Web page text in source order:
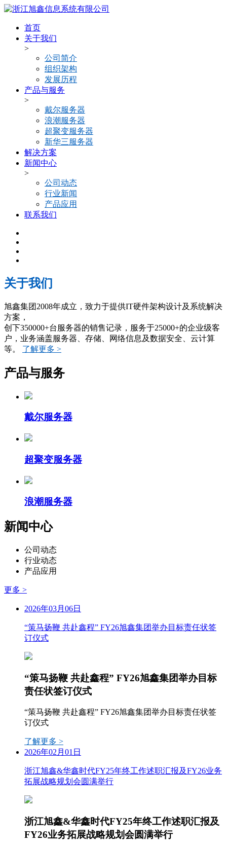
首页
关于我们
>
公司简介
组织架构
发展历程
产品与服务
>
戴尔服务器
浪潮服务器
超聚变服务器
新华三服务器
解决方案
新闻中心
>
公司动态
行业新闻
产品应用
联系我们
关于我们
旭鑫集团2008年成立，致力于提供IT硬件架构设计及系统解决
方案，
创下350000+台服务器的销售记录，服务于25000+的企业级客
户，业务涵盖服务器、存储、网络信息及数据安全、云计算
等。 了解更多 >
产品与服务
戴尔服务器
超聚变服务器
浪潮服务器
新闻中心
公司动态
行业动态
产品应用
更多 >
2026年03月06日
“策马扬鞭 共赴鑫程” FY26旭鑫集团举办目标责任状签
订仪式
“策马扬鞭 共赴鑫程” FY26旭鑫集团举办目标
责任状签订仪式
“策马扬鞭 共赴鑫程” FY26旭鑫集团举办目标责任状签
订仪式
了解更多 >
2026年02月01日
浙江旭鑫&华鑫时代FY25年终工作述职汇报及FY26业务
拓展战略规划会圆满举行
浙江旭鑫&华鑫时代FY25年终工作述职汇报及
FY26业务拓展战略规划会圆满举行